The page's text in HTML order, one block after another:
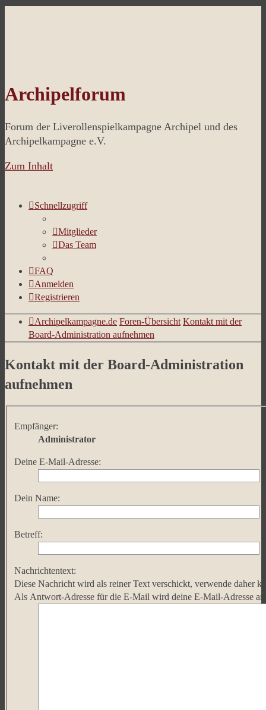
Archipelforum
Forum der Liverollenspielkampagne Archipel und des
Archipelkampagne e.V.
Zum Inhalt
Schnellzugriff
Mitglieder
Das Team
FAQ
Anmelden
Registrieren
Archipelkampagne.de Foren-Übersicht Kontakt mit der
Board-Administration aufnehmen
Kontakt mit der Board-Administration
aufnehmen
Empfänger:
Administrator
Deine E-Mail-Adresse:
Dein Name:
Betreff:
Nachrichtentext:
Diese Nachricht wird als reiner Text verschickt, verwende daher
Als Antwort-Adresse für die E-Mail wird deine E-Mail-Adresse